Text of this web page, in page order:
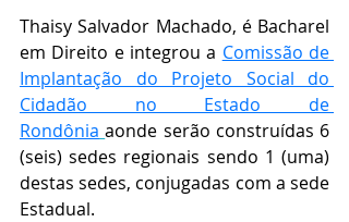
Thaisy Salvador Machado, é Bacharel
em Direito e integrou a Comissão de
Implantação do Projeto Social do
Cidadão no Estado de
Rondônia aonde serão construídas 6
(seis) sedes regionais sendo 1 (uma)
destas sedes, conjugadas com a sede
Estadual.